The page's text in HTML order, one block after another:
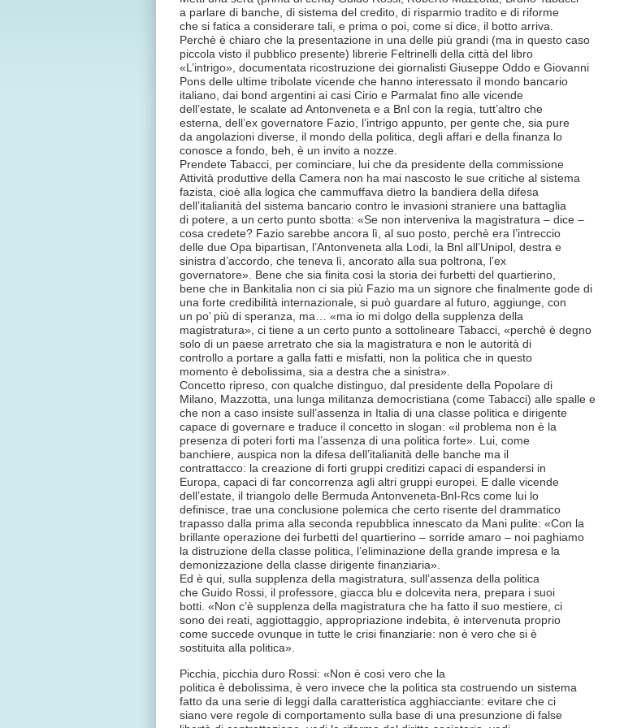
a parlare di banche, di sistema del credito, di risparmio tradito e di riforme
che si fatica a considerare tali, e prima o poi, come si dice, il botto arriva.
Perchè è chiaro che la presentazione in una delle più grandi (ma in questo caso
piccola visto il pubblico presente) librerie Feltrinelli della città del libro
«L’intrigo», documentata ricostruzione dei giornalisti Giuseppe Oddo e Giovanni
Pons delle ultime tribolate vicende che hanno interessato il mondo bancario
italiano, dai bond argentini ai casi Cirio e Parmalat fino alle vicende
dell’estate, le scalate ad Antonveneta e a Bnl con la regia, tutt’altro che
esterna, dell’ex governatore Fazio, l’intrigo appunto, per gente che, sia pure
da angolazioni diverse, il mondo della politica, degli affari e della finanza lo
conosce a fondo, beh, è un invito a nozze.
Prendete Tabacci, per cominciare, lui che da presidente della commissione
Attività produttive della Camera non ha mai nascosto le sue critiche al sistema
fazista, cioè alla logica che cammuffava dietro la bandiera della difesa
dell’italianità del sistema bancario contro le invasioni straniere una battaglia
di potere, a un certo punto sbotta: «Se non interveniva la magistratura – dice –
cosa credete? Fazio sarebbe ancora lì, al suo posto, perchè era l’intreccio
delle due Opa bipartisan, l’Antonveneta alla Lodi, la Bnl all’Unipol, destra e
sinistra d’accordo, che teneva lì, ancorato alla sua poltrona, l’ex
governatore». Bene che sia finita così la storia dei furbetti del quartierino,
bene che in Bankitalia non ci sia più Fazio ma un signore che finalmente gode di
una forte credibilità internazionale, si può guardare al futuro, aggiunge, con
un po’ più di speranza, ma… «ma io mi dolgo della supplenza della
magistratura», ci tiene a un certo punto a sottolineare Tabacci, «perchè è degno
solo di un paese arretrato che sia la magistratura e non le autorità di
controllo a portare a galla fatti e misfatti, non la politica che in questo
momento è debolissima, sia a destra che a sinistra».
Concetto ripreso, con qualche distinguo, dal presidente della Popolare di
Milano, Mazzotta, una lunga militanza democristiana (come Tabacci) alle spalle e
che non a caso insiste sull’assenza in Italia di una classe politica e dirigente
capace di governare e traduce il concetto in slogan: «il problema non è la
presenza di poteri forti ma l’assenza di una politica forte». Lui, come
banchiere, auspica non la difesa dell’italianità delle banche ma il
contrattacco: la creazione di forti gruppi creditizi capaci di espandersi in
Europa, capaci di far concorrenza agli altri gruppi europei. E dalle vicende
dell’estate, il triangolo delle Bermuda Antonveneta-Bnl-Rcs come lui lo
definisce, trae una conclusione polemica che certo risente del drammatico
trapasso dalla prima alla seconda repubblica innescato da Mani pulite: «Con la
brillante operazione dei furbetti del quartierino – sorride amaro – noi paghiamo
la distruzione della classe politica, l’eliminazione della grande impresa e la
demonizzazione della classe dirigente finanziaria».
Ed è qui, sulla supplenza della magistratura, sull’assenza della politica
che Guido Rossi, il professore, giacca blu e dolcevita nera, prepara i suoi
botti. «Non c’è supplenza della magistratura che ha fatto il suo mestiere, ci
sono dei reati, aggiottaggio, appropriazione indebita, è intervenuta proprio
come succede ovunque in tutte le crisi finanziarie: non è vero che si è
sostituita alla politica».
Picchia, picchia duro Rossi: «Non è così vero che la
politica è debolissima, è vero invece che la politica sta costruendo un sistema
fatto da una serie di leggi dalla caratteristica agghiacciante: evitare che ci
siano vere regole di comportamento sulla base di una presunzione di false